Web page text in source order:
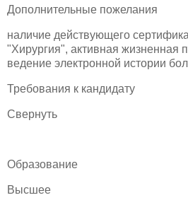
Дополнительные пожелания
наличие действующего
"Хирургия", активная жизненная
ведение электронной истории
Требования к кандидату
Свернуть
Образование
Высшее